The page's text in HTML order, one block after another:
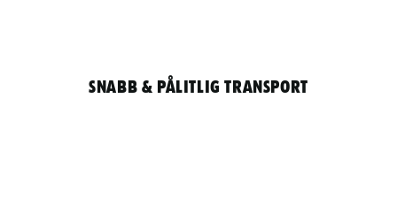
Snabb & pålitlig transport